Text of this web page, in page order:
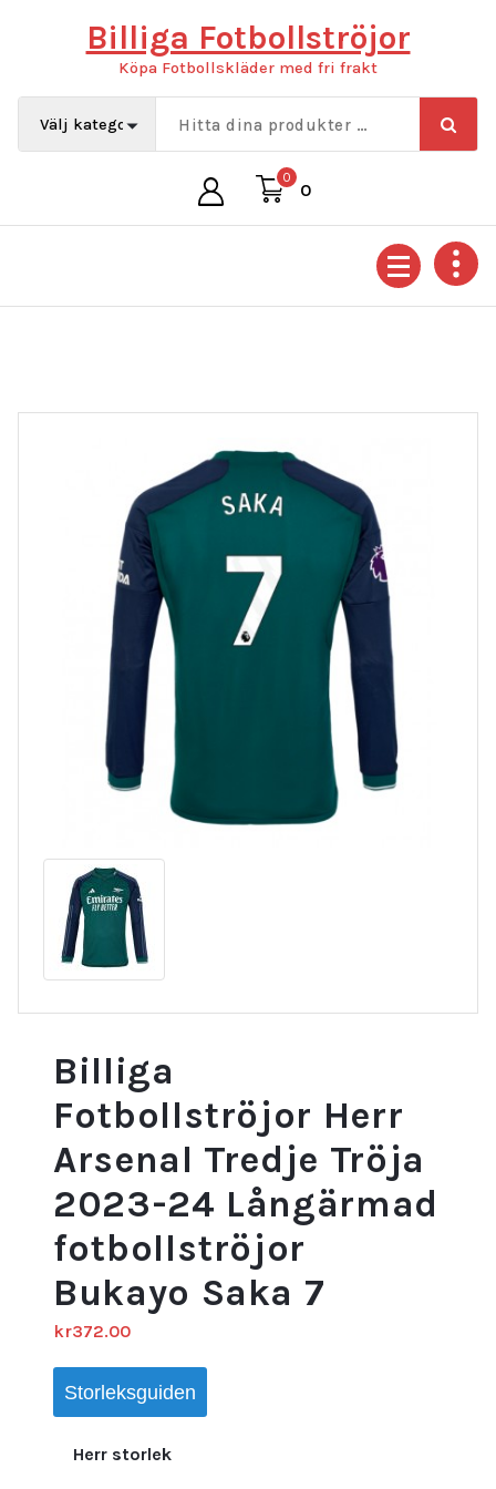
Billiga Fotbollströjor
Köpa Fotbollskläder med fri frakt
0
0
Billiga
Fotbollströjor Herr
Arsenal Tredje Tröja
2023-24 Långärmad
fotbollströjor
Bukayo Saka 7
kr372.00
Storleksguiden
Herr storlek